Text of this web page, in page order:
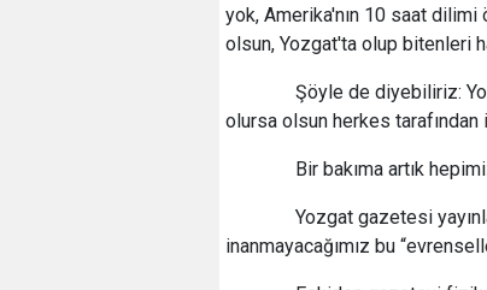
yok, Amerika'nın 10 saat
olsun, Yozgat'ta olup bitenleri
Şöyle de diyebiliriz:
olursa olsun herkes tarafından
Bir bakıma artık
Yozgat gazetesi
inanmayacağımız bu